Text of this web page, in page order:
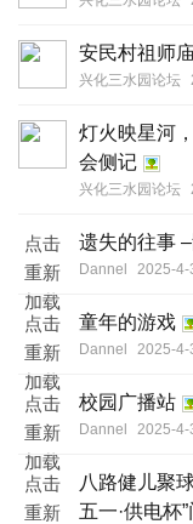
安民村祖师
兴化三水园论坛
灯火映星河
会侧记
兴化三水园论坛
点击
重新
加载
遗失的往事
Dannel 2025-4-
点击
重新
加载
童年的游戏
Dannel 2025-4-
点击
重新
加载
校园广播站
Dannel 2025-4-
点击
重新
八路健儿聚球场 共庆节日英姿展 ——兴化
五一·供电杯